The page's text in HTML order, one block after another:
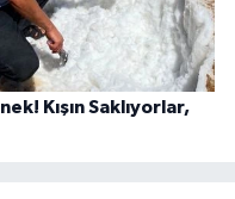
Kışın Saklıyorlar,